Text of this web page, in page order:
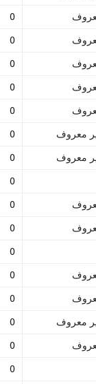
0
0
0
0
0
معروف
0
معروف
0
0
0
0
0
0
0
معروف
0
0
0